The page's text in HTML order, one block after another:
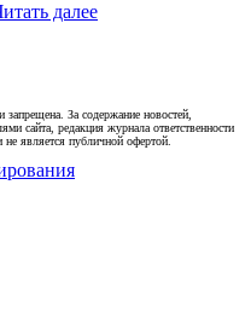
далее
запрещена. За содержание новостей,
сайта, редакция журнала ответственности
является публичной офертой.